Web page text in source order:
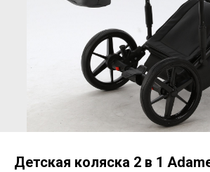
Детская коляска 2 в 1